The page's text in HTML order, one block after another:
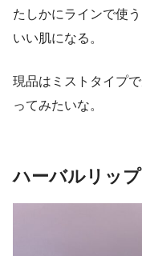
たしかにラインで使
いい肌になる。
現品はミストタイプ
ってみたいな。
ハーバルリップ